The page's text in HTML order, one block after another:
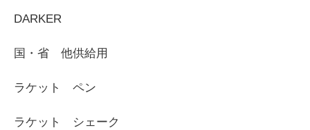
DARKER
国・省 他供給用
ラケット ペン
ラケット シェーク